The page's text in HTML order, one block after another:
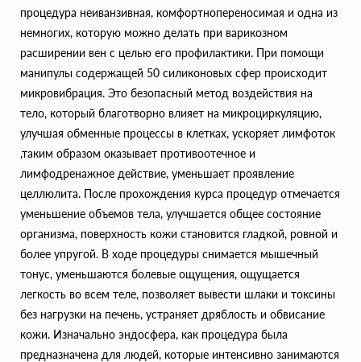
процедура неиванзивная, комфортнопереносимая и одна из
немногих, которую можно делать при варикозном
расширении вен с целью его профилактики. При помощи
манипулы содержащей 50 силиконовых сфер происходит
микровибрация. Это безопасный метод воздействия на
тело, который благотворно влияет на микроциркуляцию,
улучшая обменные процессы в клетках, ускоряет лимфоток
,таким образом оказывает противоотечное и
лимфодренажное действие, уменьшает проявление
целлюлита. После прохождения курса процедур отмечается
уменьшение объемов тела, улучшается общее состояние
организма, поверхность кожи становится гладкой, ровной и
более упругой. В ходе процедуры снимается мышечный
тонус, уменьшаются болевые ощущения, ощущается
легкость во всем теле, позволяет вывести шлаки и токсины
без нагрузки на печень, устраняет дряблость и обвисание
кожи. Изначально эндосфера, как процедура была
предназначена для людей, которые интенсивно занимаются